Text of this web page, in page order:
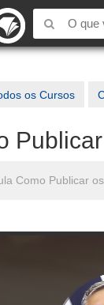
os Cursos
Como Publicar